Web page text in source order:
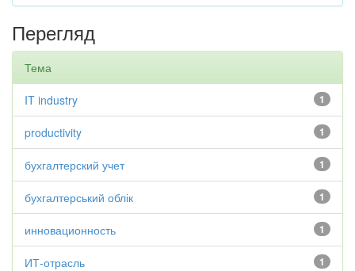
Перегляд
Тема
1
IT industry
1
productivity
1
бухгалтерский учет
1
бухгалтерський облік
1
инновационность
1
ИТ-отрасль